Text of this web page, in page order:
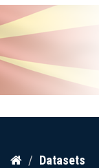
Skip
Datasets